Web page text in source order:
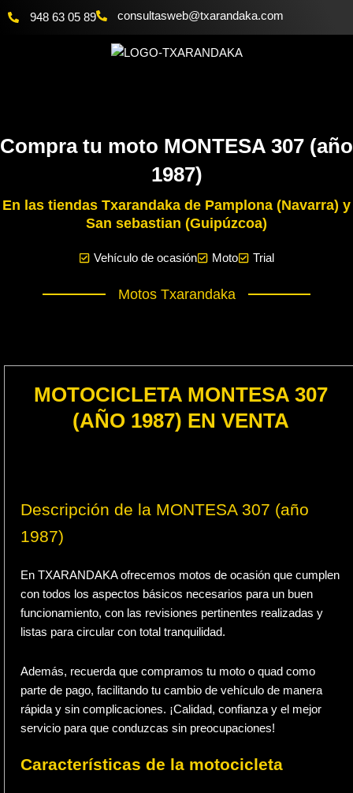
948 63 05 89 moc.akadnaraxt
@bewsatlusnoc
Compra tu moto MONTESA 307 (año
1987)
En las tiendas Txarandaka de Pamplona (Navarra) y
San sebastian (Guipúzcoa)
Vehículo de ocasión Moto Trial
Motos Txarandaka
MOTOCICLETA MONTESA 307
(AÑO 1987) EN VENTA
Descripción de la MONTESA 307 (año
1987)
En TXARANDAKA ofrecemos motos de ocasión que cumplen
con todos los aspectos básicos necesarios para un buen
funcionamiento, con las revisiones pertinentes realizadas y
listas para circular con total tranquilidad.
Además, recuerda que compramos tu moto o quad como
parte de pago, facilitando tu cambio de vehículo de manera
rápida y sin complicaciones. ¡Calidad, confianza y el mejor
servicio para que conduzcas sin preocupaciones!
Características de la motocicleta